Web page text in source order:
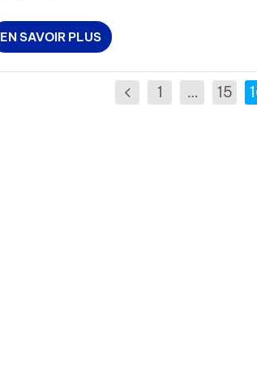
EN SAVOIR PLUS
1 … 15